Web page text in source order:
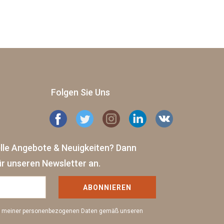
Folgen Sie Uns
Angebote & Neuigkeiten? Dann
unseren Newsletter an.
ABONNIEREN
personenbezogenen Daten gemäß unseren